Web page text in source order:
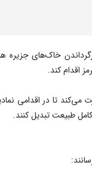
هدف بازگرداندن خاک‌های
اقدام کند.
تا در اقدامی
طبیعت تبدیل کنند.